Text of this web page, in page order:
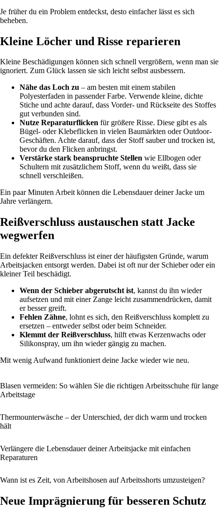
Je früher du ein Problem entdeckst, desto einfacher lässt es sich
beheben.
Kleine Löcher und Risse reparieren
Kleine Beschädigungen können sich schnell vergrößern, wenn man sie
ignoriert. Zum Glück lassen sie sich leicht selbst ausbessern.
Nähe das Loch zu – am besten mit einem stabilen
Polyesterfaden in passender Farbe. Verwende kleine, dichte
Stiche und achte darauf, dass Vorder- und Rückseite des Stoffes
gut verbunden sind.
Nutze Reparaturflicken für größere Risse. Diese gibt es als
Bügel- oder Klebeflicken in vielen Baumärkten oder Outdoor-
Geschäften. Achte darauf, dass der Stoff sauber und trocken ist,
bevor du den Flicken anbringst.
Verstärke stark beanspruchte Stellen wie Ellbogen oder
Schultern mit zusätzlichem Stoff, wenn du weißt, dass sie
schnell verschleißen.
Ein paar Minuten Arbeit können die Lebensdauer deiner Jacke um
Jahre verlängern.
Reißverschluss austauschen statt Jacke
wegwerfen
Ein defekter Reißverschluss ist einer der häufigsten Gründe, warum
Arbeitsjacken entsorgt werden. Dabei ist oft nur der Schieber oder ein
kleiner Teil beschädigt.
Wenn der Schieber abgerutscht ist, kannst du ihn wieder
aufsetzen und mit einer Zange leicht zusammendrücken, damit
er besser greift.
Fehlen Zähne, lohnt es sich, den Reißverschluss komplett zu
ersetzen – entweder selbst oder beim Schneider.
Klemmt der Reißverschluss, hilft etwas Kerzenwachs oder
Silikonspray, um ihn wieder gängig zu machen.
Mit wenig Aufwand funktioniert deine Jacke wieder wie neu.
Blasen vermeiden: So wählen Sie die richtigen Arbeitsschuhe für lange
Arbeitstage
Thermounterwäsche – der Unterschied, der dich warm und trocken
hält
Verlängere die Lebensdauer deiner Arbeitsjacke mit einfachen
Reparaturen
Wann ist es Zeit, von Arbeitshosen auf Arbeitsshorts umzusteigen?
Neue Imprägnierung für besseren Schutz